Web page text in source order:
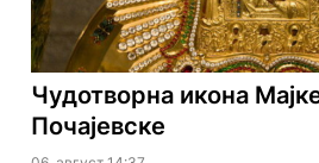
Чудотворна икона
Почајевске